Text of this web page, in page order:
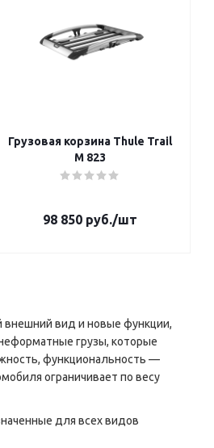
Грузовая корзина Thule Trail
M 823
98 850 руб./шт
внешний вид и новые функции,
грузы, которые
функциональность —
ограничивает по весу
для всех видов